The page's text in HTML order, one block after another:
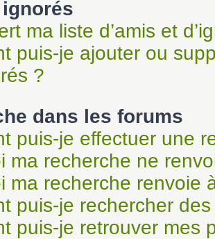
ma liste d’amis et
puis-je ajouter ou
?
dans les forums
puis-je effectuer une
ma recherche ne
ma recherche renvoie
puis-je rechercher
puis-je retrouver mes